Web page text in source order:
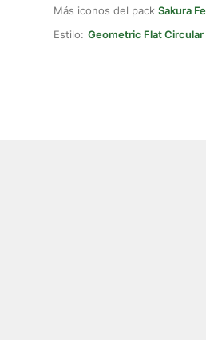
Más iconos del pack Sakura
Estilo: Geometric Flat Circular